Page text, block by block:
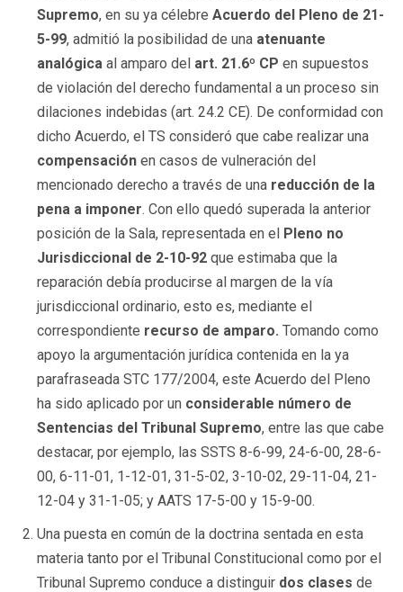
Supremo, en su ya célebre Acuerdo del Pleno de 21-
5-99, admitió la posibilidad de una atenuante
analógica al amparo del art. 21.6º CP en supuestos
de violación del derecho fundamental a un proceso sin
dilaciones indebidas (art. 24.2 CE). De conformidad con
dicho Acuerdo, el TS consideró que cabe realizar una
compensación en casos de vulneración del
mencionado derecho a través de una reducción de la
pena a imponer. Con ello quedó superada la anterior
posición de la Sala, representada en el Pleno no
Jurisdiccional de 2-10-92 que estimaba que la
reparación debía producirse al margen de la vía
jurisdiccional ordinario, esto es, mediante el
correspondiente recurso de amparo. Tomando como
apoyo la argumentación jurídica contenida en la ya
parafraseada STC 177/2004, este Acuerdo del Pleno
ha sido aplicado por un considerable número de
Sentencias del Tribunal Supremo, entre las que cabe
destacar, por ejemplo, las SSTS 8-6-99, 24-6-00, 28-6-
00, 6-11-01, 1-12-01, 31-5-02, 3-10-02, 29-11-04, 21-
12-04 y 31-1-05; y AATS 17-5-00 y 15-9-00.
Una puesta en común de la doctrina sentada en esta
materia tanto por el Tribunal Constitucional como por el
Tribunal Supremo conduce a distinguir dos clases de